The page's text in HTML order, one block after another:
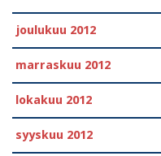
joulukuu 2012
marraskuu 2012
lokakuu 2012
syyskuu 2012